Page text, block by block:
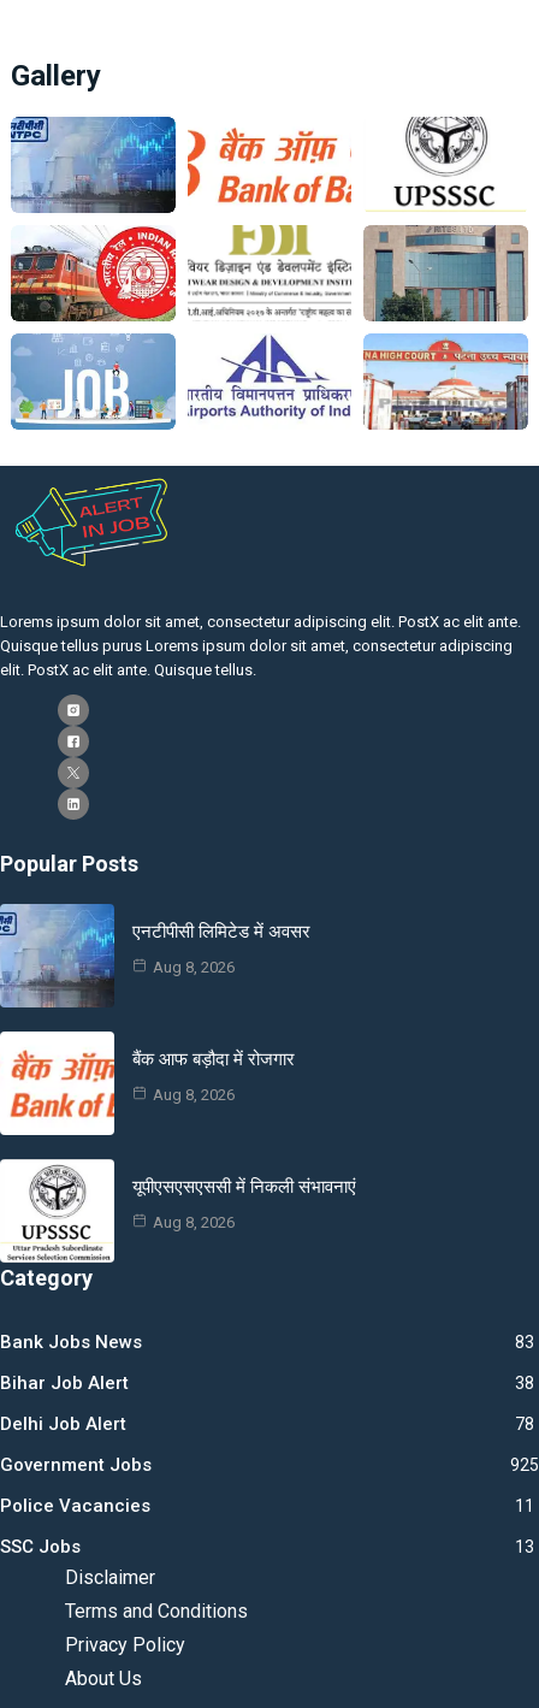
Gallery
Lorems ipsum dolor sit amet, consectetur adipiscing elit. PostX ac elit ante.
Quisque tellus purus Lorems ipsum dolor sit amet, consectetur adipiscing
elit. PostX ac elit ante. Quisque tellus.
Popular Posts
एनटीपीसी लिमिटेड में अवसर
Aug 8, 2026
बैंक आफ बड़ौदा में रोजगार
Aug 8, 2026
यूपीएसएसएससी में निकली संभावनाएं
Aug 8, 2026
Category
Bank Jobs News 83
Bihar Job Alert 38
Delhi Job Alert 78
Government Jobs 925
Police Vacancies 11
SSC Jobs 13
Disclaimer
Terms and Conditions
Privacy Policy
About Us